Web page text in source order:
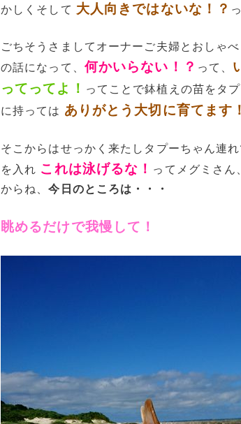
かしくそして 大人向きではないな！？
ごちそうさましてオーナーご夫婦とおしゃ
の話になって、 何かいらない！？ って、
ってってよ！ ってことで鉢植えの苗をタ
に持っては ありがとう大切に育てます！
そこからはせっかく来たしタプーちゃん連
を入れ これは泳げるな！ ってメグミさん
からね、今日のところは・・・
眺めるだけで我慢して！